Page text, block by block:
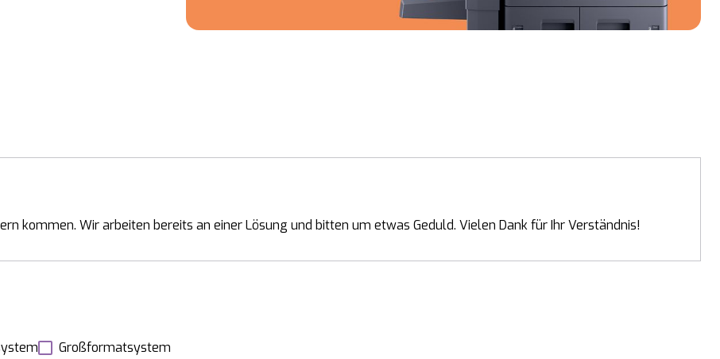
kommen. Wir arbeiten bereits an einer Lösung und bitten um etwas Geduld. Vielen Dank für Ihr Verständnis!
Großformatsystem